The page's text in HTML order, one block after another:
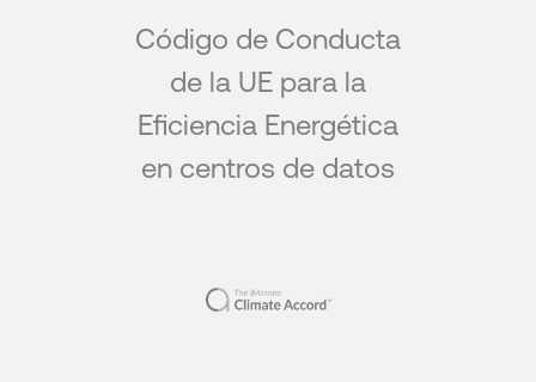
Código de Conducta
de la UE para la
Eficiencia Energética
en centros de datos